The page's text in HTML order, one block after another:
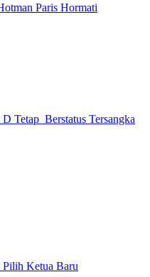
Paris Hormati
Tetap Berstatus Tersangka
Ketua Baru